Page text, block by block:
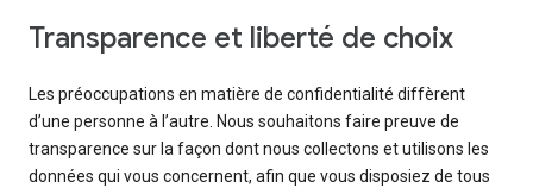
Transparence et liberté de choix
Les préoccupations en matière de confidentialité diffèrent
d’une personne à l’autre. Nous souhaitons faire preuve de
transparence sur la façon dont nous collectons et utilisons les
données qui vous concernent, afin que vous disposiez de tous